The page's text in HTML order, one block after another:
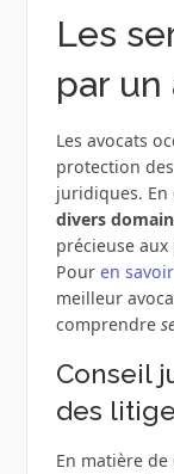
Les
par un
Les avocats
protection
juridiques.
divers
précieuse
Pour en
meilleur
comprendre
Conseil
des
En matière